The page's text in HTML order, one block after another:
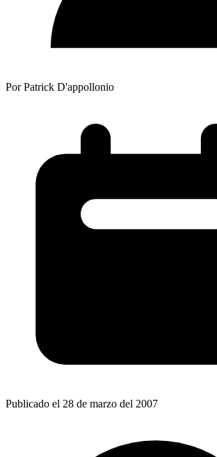
Por Patrick D'appollonio
Publicado el 28 de marzo del 2007